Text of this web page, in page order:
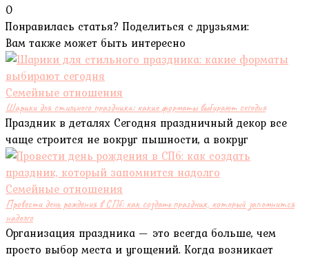
0
Понравилась статья? Поделиться с друзьями:
Вам также может быть интересно
Семейные отношения
Шарики для стильного праздника: какие форматы выбирают сегодня
Праздник в деталях Сегодня праздничный декор все
чаще строится не вокруг пышности, а вокруг
Семейные отношения
Провести день рождения в СПб: как создать праздник, который запомнится
надолго
Организация праздника — это всегда больше, чем
просто выбор места и угощений. Когда возникает